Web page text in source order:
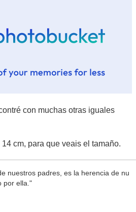
con muchas otras iguales
cm, para que veais el tamaño.
nuestros padres, es la herencia de nu
por ella."